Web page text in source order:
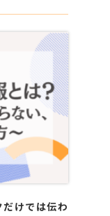
けでは伝わ